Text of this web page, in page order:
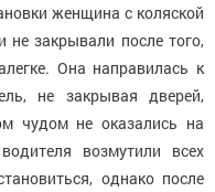
женщина с коляской
не закрывали после того,
Она направилась к
не закрывая дверей,
чудом не оказались на
возмутили всех
однако после